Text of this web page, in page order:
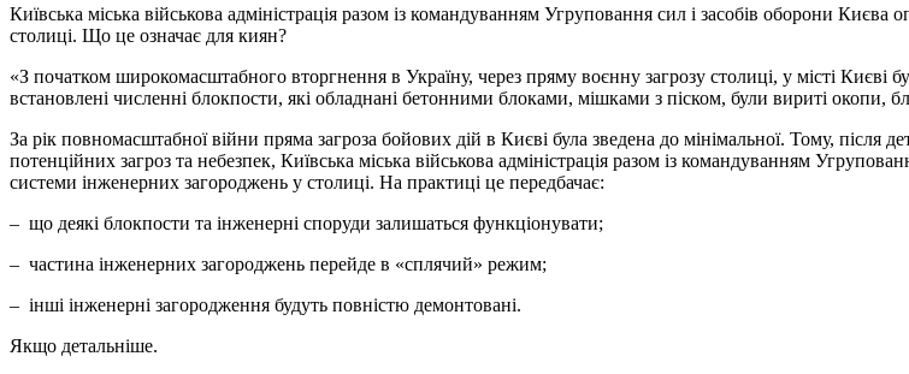
Київська міська військова адміністрація разом із командуванням Угруповання сил і засобів оборони
столиці. Що це означає для киян?
«З початком широкомасштабного вторгнення в Україну, через пряму воєнну загрозу столиці, у місті Києві
встановлені численні блокпости, які обладнані бетонними блоками, мішками з піском, були вириті
За рік повномасштабної війни пряма загроза бойових дій в Києві була зведена до мінімальної. Тому, після
потенційних загроз та небезпек, Київська міська військова адміністрація разом із командуванням
системи інженерних загороджень у столиці. На практиці це передбачає:
– що деякі блокпости та інженерні споруди залишаться функціонувати;
– частина інженерних загороджень перейде в «сплячий» режим;
– інші інженерні загородження будуть повністю демонтовані.
Якщо детальніше.